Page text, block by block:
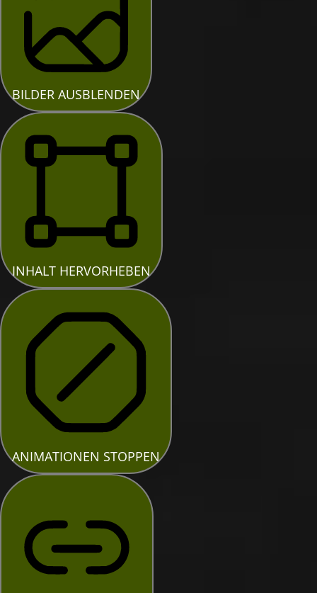
BILDER AUSBLENDEN
INHALT HERVORHEBEN
ANIMATIONEN STOPPEN